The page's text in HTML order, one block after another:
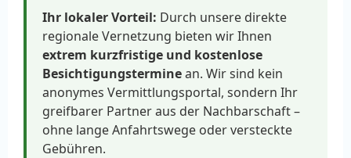
Ihr lokaler Vorteil: Durch unsere direkte
regionale Vernetzung bieten wir Ihnen
extrem kurzfristige und kostenlose
Besichtigungsterminean. Wir sind kein
anonymes Vermittlungsportal, sondern Ihr
greifbarer Partner aus der Nachbarschaft –
ohne lange Anfahrtswege oder versteckte
Gebühren.